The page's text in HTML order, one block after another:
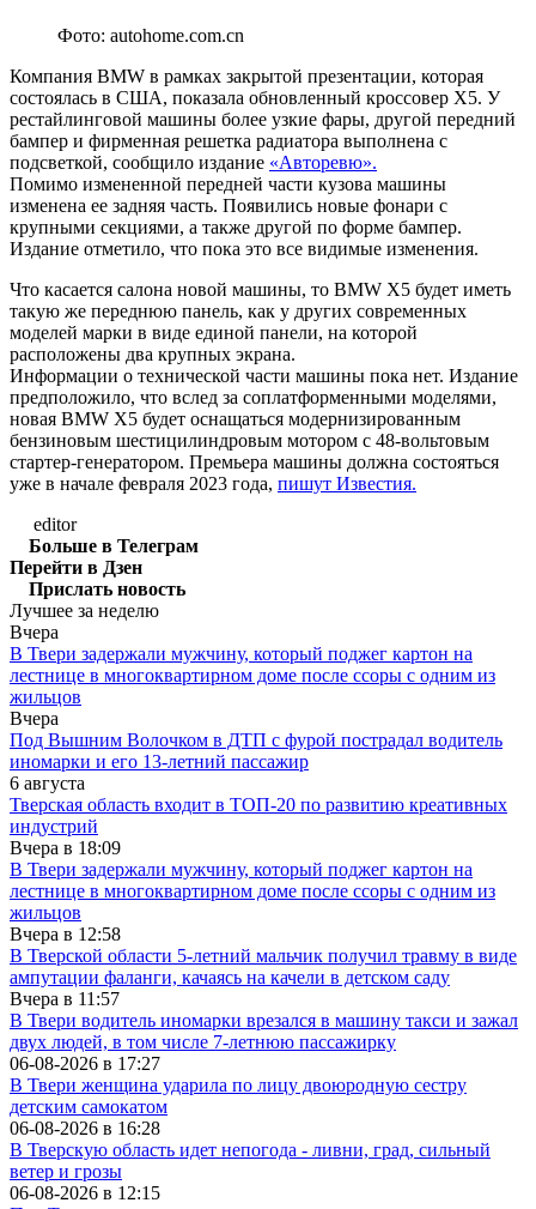
Фото: autohome.com.cn
Компания BMW в рамках закрытой презентации, которая
состоялась в США, показала обновленный кроссовер X5. У
рестайлинговой машины более узкие фары, другой передний
бампер и фирменная решетка радиатора выполнена с
подсветкой, сообщило издание «Авторевю».
Помимо измененной передней части кузова машины
изменена ее задняя часть. Появились новые фонари с
крупными секциями, а также другой по форме бампер.
Издание отметило, что пока это все видимые изменения.
Что касается салона новой машины, то BMW X5 будет иметь
такую же переднюю панель, как у других современных
моделей марки в виде единой панели, на которой
расположены два крупных экрана.
Информации о технической части машины пока нет. Издание
предположило, что вслед за соплатформенными моделями,
новая BMW X5 будет оснащаться модернизированным
бензиновым шестицилиндровым мотором с 48-вольтовым
стартер-генератором. Премьера машины должна состояться
уже в начале февраля 2023 года, пишут Известия.
editor
Больше в Телеграм
Перейти в Дзен
Прислать новость
Лучшее за неделю
Вчера
В Твери задержали мужчину, который поджег картон на
лестнице в многоквартирном доме после ссоры с одним из
жильцов
Вчера
Под Вышним Волочком в ДТП с фурой пострадал водитель
иномарки и его 13-летний пассажир
6 августа
Тверская область входит в ТОП-20 по развитию креативных
индустрий
Вчера в 18:09
В Твери задержали мужчину, который поджег картон на
лестнице в многоквартирном доме после ссоры с одним из
жильцов
Вчера в 12:58
В Тверской области 5-летний мальчик получил травму в виде
ампутации фаланги, качаясь на качели в детском саду
Вчера в 11:57
В Твери водитель иномарки врезался в машину такси и зажал
двух людей, в том числе 7-летнюю пассажирку
06-08-2026 в 17:27
В Твери женщина ударила по лицу двоюродную сестру
детским самокатом
06-08-2026 в 16:28
В Тверскую область идет непогода - ливни, град, сильный
ветер и грозы
06-08-2026 в 12:15